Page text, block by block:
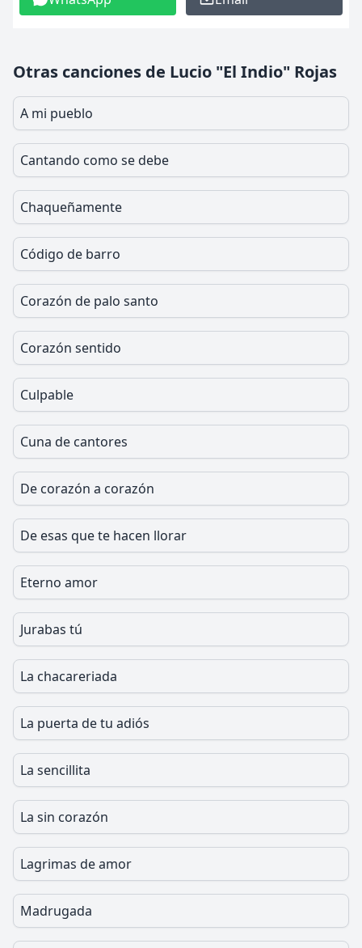
Otras canciones de Lucio "El Indio" Rojas
A mi pueblo
Cantando como se debe
Chaqueñamente
Código de barro
Corazón de palo santo
Corazón sentido
Culpable
Cuna de cantores
De corazón a corazón
De esas que te hacen llorar
Eterno amor
Jurabas tú
La chacareriada
La puerta de tu adiós
La sencillita
La sin corazón
Lagrimas de amor
Madrugada